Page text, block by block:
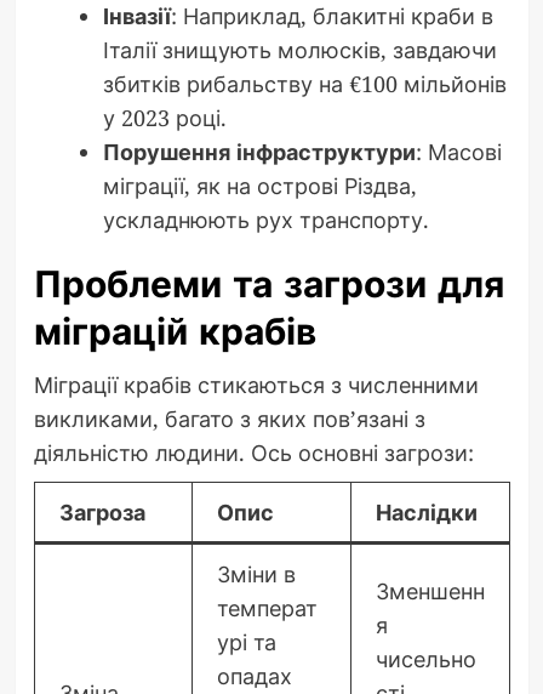
Інвазії: Наприклад, блакитні краби в
Італії знищують молюсків, завдаючи
збитків рибальству на €100 мільйонів
у 2023 році.
Порушення інфраструктури: Масові
міграції, як на острові Різдва,
ускладнюють рух транспорту.
Проблеми та загрози для
міграцій крабів
Міграції крабів стикаються з численними
викликами, багато з яких пов’язані з
діяльністю людини. Ось основні загрози:
Загроза Опис Наслідки
Зміни в
температ
урі та
опадах
Зменшенн
я
чисельно